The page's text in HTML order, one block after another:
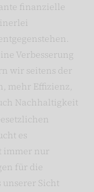
finanzielle
Verbesserung
wir seitens der
mehr Effizienz,
Nachhaltigkeit
es
immer nur
für die
unserer Sicht